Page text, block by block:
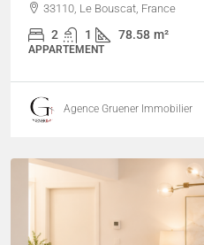
33110, Le Bouscat, France
2 1 78.58 m²
APPARTEMENT
Agence Gruener Immobilier